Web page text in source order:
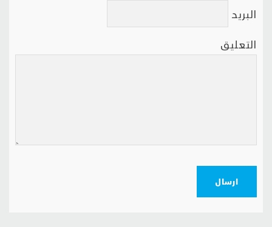
البريد
التعليق
ارسال